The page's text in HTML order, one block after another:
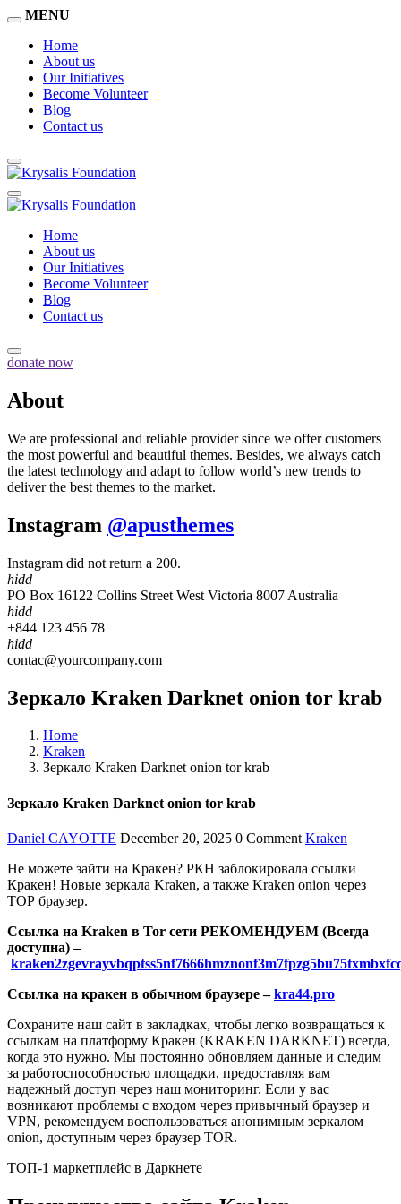
MENU
Home
About us
Our Initiatives
Become Volunteer
Blog
Contact us
Home
About us
Our Initiatives
Become Volunteer
Blog
Contact us
donate now
About
We are professional and reliable provider since we offer customers
the most powerful and beautiful themes. Besides, we always catch
the latest technology and adapt to follow world’s new trends to
deliver the best themes to the market.
Instagram @apusthemes
Instagram did not return a 200.
hidd
PO Box 16122 Collins Street West Victoria 8007 Australia
hidd
+844 123 456 78
hidd
contac@yourcompany.com
Зеркало Kraken Darknet onion tor krab
Home
Kraken
Зеркало Kraken Darknet onion tor krab
Зеркало Kraken Darknet onion tor krab
Daniel CAYOTTE December 20, 2025 0 Comment Kraken
Не можете зайти на Кракен? РКН заблокировала ссылки
Кракен! Новые зеркала Kraken, а также Kraken onion через
ТОР браузер.
Ссылка на Kraken в Tor сети РЕКОМЕНДУЕМ (Всегда
доступна) –
Ссылка на кракен в обычном браузере – kra44.pro
Сохраните наш сайт в закладках, чтобы легко возвращаться к
ссылкам на платформу Кракен (KRAKEN DARKNET) всегда,
когда это нужно. Мы постоянно обновляем данные и следим
за работоспособностью площадки, предоставляя вам
надежный доступ через наш мониторинг. Если у вас
возникают проблемы с входом через привычный браузер и
VPN, рекомендуем воспользоваться анонимным зеркалом
onion, доступным через браузер TOR.
ТОП-1 маркетплейс в Даркнете